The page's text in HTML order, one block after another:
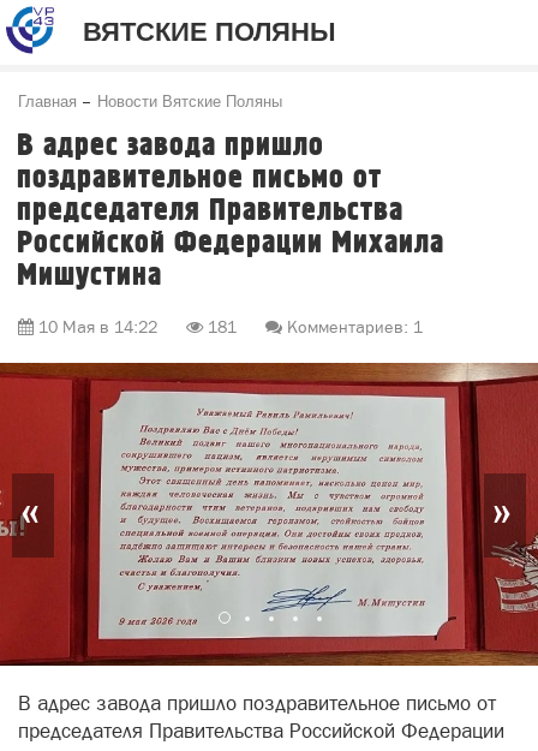
ВЯТСКИЕ ПОЛЯНЫ
Главная Новости Вятские Поляны
В адрес завода пришло
поздравительное письмо от
председателя Правительства
Российской Федерации Михаила
Мишустина
10 Мая в 14:22 181 Комментариев: 1
« »
В адрес завода пришло поздравительное письмо от
председателя Правительства Российской Федерации